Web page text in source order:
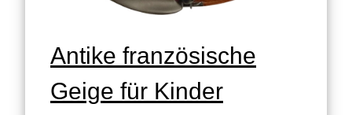
Antike französische
Geige für Kinder